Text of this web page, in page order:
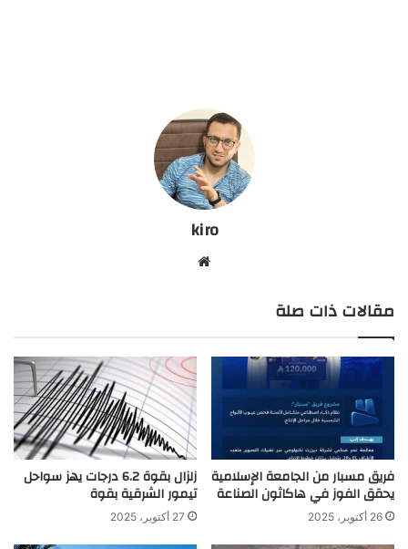
kiro
مقالات ذات صلة
فريق مسبار من الجامعة الإسلامية
يحقق الفوز في هاكاثون الصناعة
26 أكتوبر، 2025
زلزال بقوة 6.2 درجات يهز سواحل
تيمور الشرقية بقوة
27 أكتوبر، 2025